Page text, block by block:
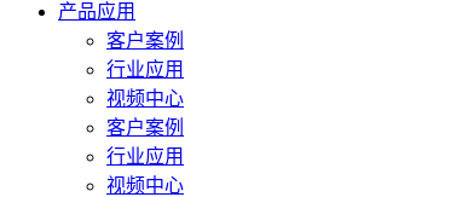
产品应用
客户案例
行业应用
视频中心
客户案例
行业应用
视频中心